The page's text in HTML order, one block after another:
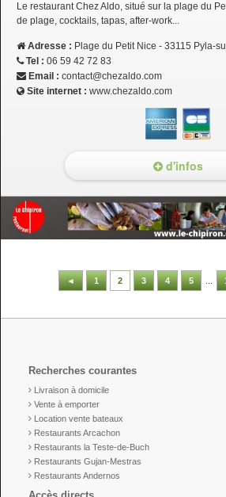
Le restaurant Chez Aldo, situé sur la plage du
de plage, cocktails, tapas, after-work...
Adresse : Plage du Petit Nice - 33115 Pyla-
Tel : 06 59 42 72 83
Email : contact@chezaldo.com
Site internet : www.chezaldo.com
d'infos
◄ 1 2 3 4 5
Recherches courantes
Livraison à domicile
Vente à emporter
Location vente bateaux
Restaurants Arcachon
Restaurants la Teste-de-Buch
Restaurants Gujan-Mestras
Restaurants Andernos